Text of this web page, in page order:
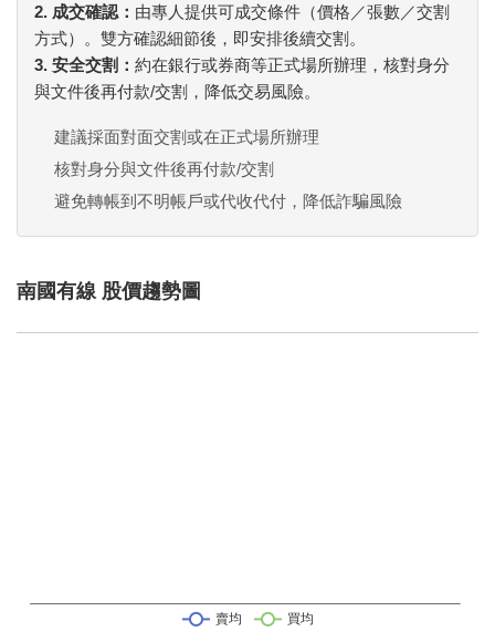
2. 成交確認： 由專人提供可成交條件（價格／張數／交割
方式）。雙方確認細節後，即安排後續交割。
3. 安全交割： 約在銀行或券商等正式場所辦理，核對身分
與文件後再付款/交割，降低交易風險。
建議採面對面交割或在正式場所辦理
核對身分與文件後再付款/交割
避免轉帳到不明帳戶或代收代付，降低詐騙風險
南國有線 股價趨勢圖